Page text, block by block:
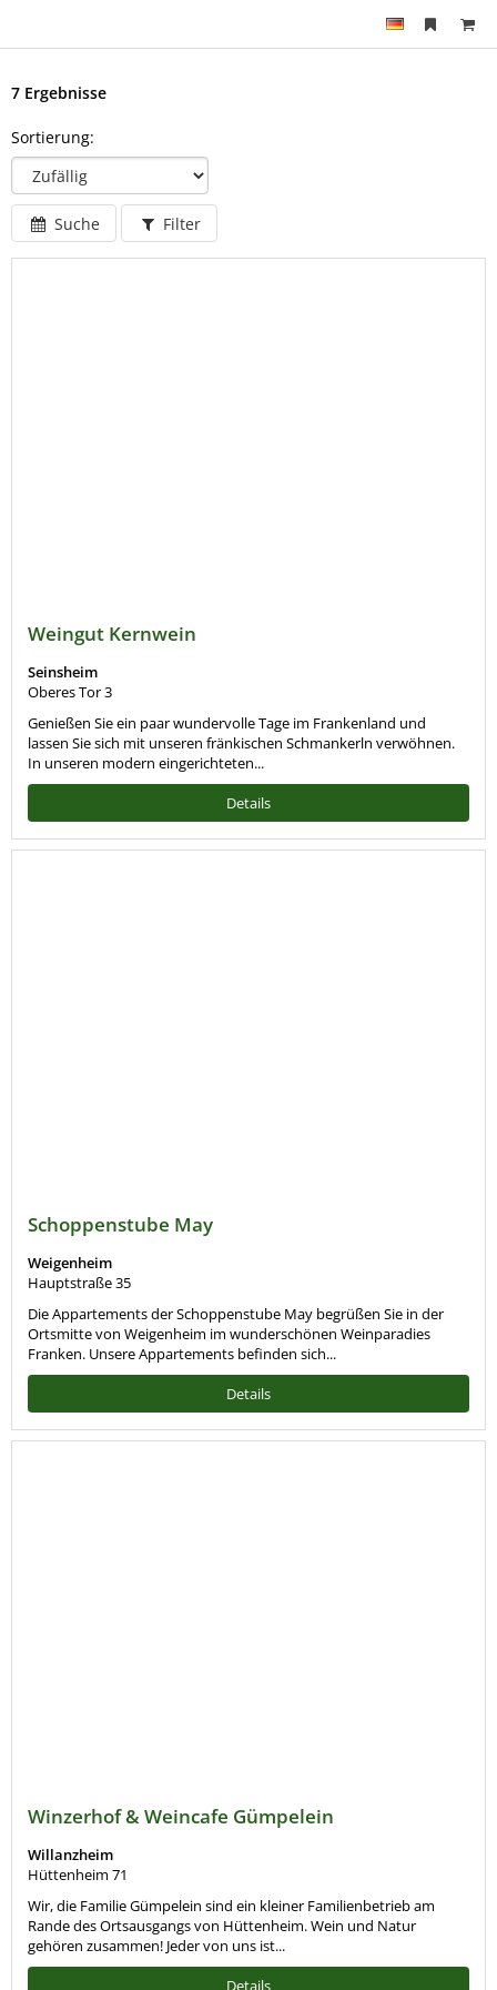
7 Ergebnisse
Sortierung:
Suche Filter
Weingut Kernwein
Seinsheim
Oberes Tor 3
Genießen Sie ein paar wundervolle Tage im Frankenland und
lassen Sie sich mit unseren fränkischen Schmankerln verwöhnen.
In unseren modern eingerichteten...
Details
Schoppenstube May
Weigenheim
Hauptstraße 35
Die Appartements der Schoppenstube May begrüßen Sie in der
Ortsmitte von Weigenheim im wunderschönen Weinparadies
Franken. Unsere Appartements befinden sich...
Details
Winzerhof & Weincafe Gümpelein
Willanzheim
Hüttenheim 71
Wir, die Familie Gümpelein sind ein kleiner Familienbetrieb am
Rande des Ortsausgangs von Hüttenheim. Wein und Natur
gehören zusammen! Jeder von uns ist...
Details